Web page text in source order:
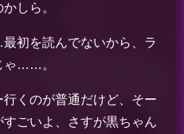
しら。
初を読んでないから、ラ
ゃ……。
くのが普通だけど、そー
ごいよ、さすが黒ちゃん